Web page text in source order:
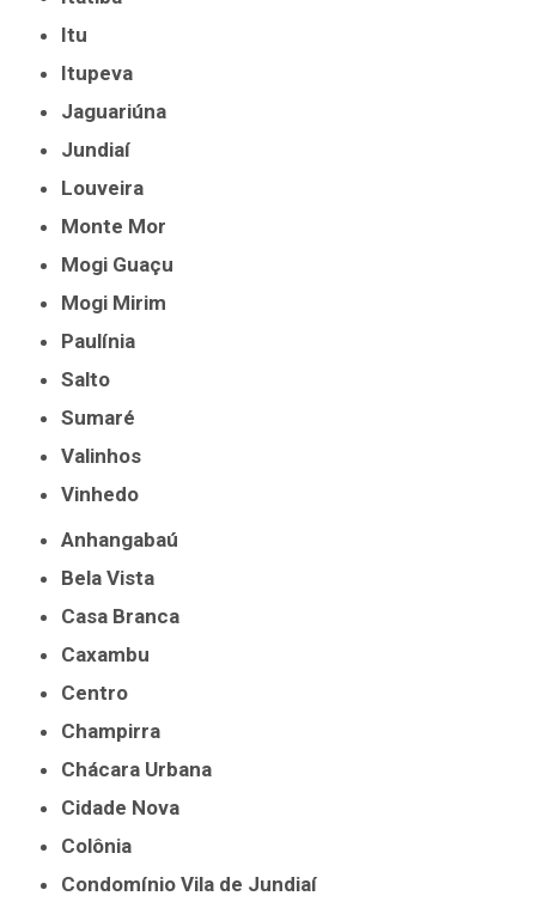
Itu
Itupeva
Jaguariúna
Jundiaí
Louveira
Monte Mor
Mogi Guaçu
Mogi Mirim
Paulínia
Salto
Sumaré
Valinhos
Vinhedo
Anhangabaú
Bela Vista
Casa Branca
Caxambu
Centro
Champirra
Chácara Urbana
Cidade Nova
Colônia
Condomínio Vila de Jundiaí